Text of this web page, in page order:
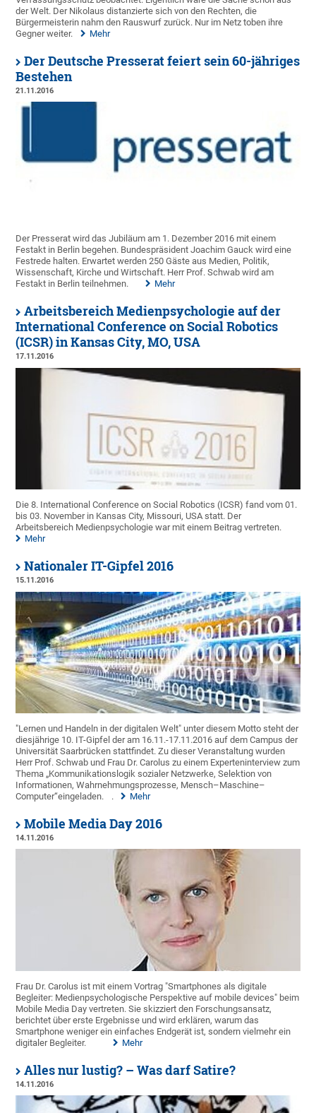
der Welt. Der Nikolaus distanzierte sich von den Rechten, die
Bürgermeisterin nahm den Rauswurf zurück. Nur im Netz toben ihre
Gegner weiter.
Mehr
Der Deutsche Presserat feiert sein 60-jähriges
Bestehen
21.11.2016
Der Presserat wird das Jubiläum am 1. Dezember 2016 mit einem
Festakt in Berlin begehen. Bundespräsident Joachim Gauck wird eine
Festrede halten. Erwartet werden 250 Gäste aus Medien, Politik,
Wissenschaft, Kirche und Wirtschaft. Herr Prof. Schwab wird am
Festakt in Berlin teilnehmen.
Mehr
Arbeitsbereich Medienpsychologie auf der
International Conference on Social Robotics
(ICSR) in Kansas City, MO, USA
17.11.2016
Die 8. International Conference on Social Robotics (ICSR) fand vom 01.
bis 03. November in Kansas City, Missouri, USA statt. Der
Arbeitsbereich Medienpsychologie war mit einem Beitrag vertreten.
Mehr
Nationaler IT-Gipfel 2016
15.11.2016
"Lernen und Handeln in der digitalen Welt" unter diesem Motto steht der
diesjährige 10. IT-Gipfel der am 16.11.-17.11.2016 auf dem Campus der
Universität Saarbrücken stattfindet. Zu dieser Veranstaltung wurden
Herr Prof. Schwab und Frau Dr. Carolus zu einem Experteninterview zum
Thema „Kommunikationslogik sozialer Netzwerke, Selektion von
Informationen, Wahrnehmungsprozesse, Mensch–Maschine–
Computer“eingeladen.
. Mehr
Mobile Media Day 2016
14.11.2016
Frau Dr. Carolus ist mit einem Vortrag "Smartphones als digitale
Begleiter: Medienpsychologische Perspektive auf mobile devices" beim
Mobile Media Day vertreten. Sie skizziert den Forschungsansatz,
berichtet über erste Ergebnisse und wird erklären, warum das
Smartphone weniger ein einfaches Endgerät ist, sondern vielmehr ein
digitaler Begleiter.
Mehr
Alles nur lustig? – Was darf Satire?
14.11.2016